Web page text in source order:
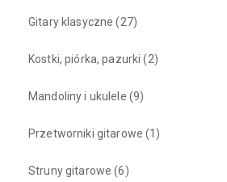
Gitary klasyczne (27)
Kostki, piórka, pazurki (2)
Mandoliny i ukulele (9)
Przetworniki gitarowe (1)
Struny gitarowe (6)